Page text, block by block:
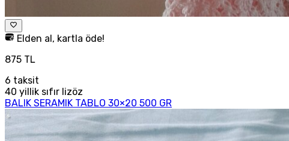
Elden al, kartla öde!
875 TL
6 taksit
40 yillik sıfır lizöz
BALIK SERAMIK TABLO 30×20 500 GR